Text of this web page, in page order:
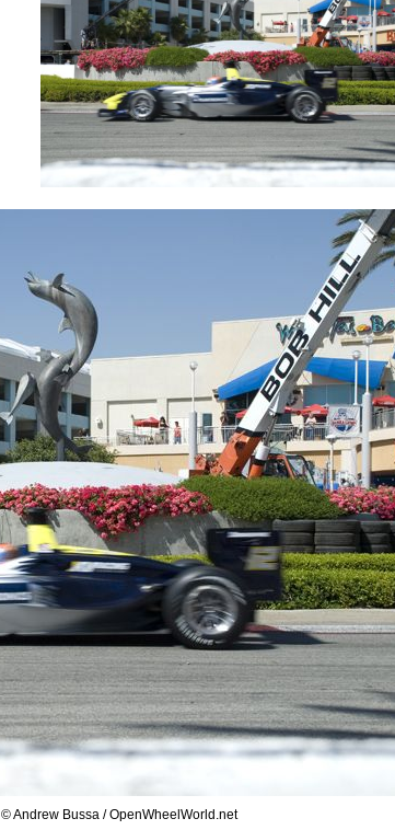
© Andrew Bussa / OpenWheelWorld.net